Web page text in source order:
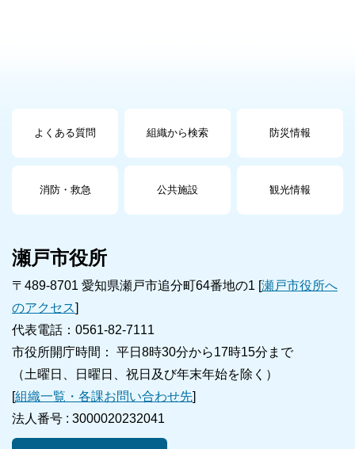
よくある質問 組織から検索 防災情報
消防・救急 公共施設 観光情報
瀬戸市役所
〒489-8701 愛知県瀬戸市追分町64番地の1 [瀬戸市役所へ
のアクセス]
代表電話：0561-82-7111
市役所開庁時間： 平日8時30分から17時15分まで
（土曜日、日曜日、祝日及び年末年始を除く）
[組織一覧・各課お問い合わせ先]
法人番号 : 3000020232041